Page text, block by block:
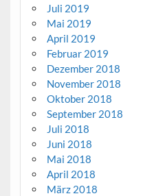
Juli 2019
Mai 2019
April 2019
Februar 2019
Dezember 2018
November 2018
Oktober 2018
September 2018
Juli 2018
Juni 2018
Mai 2018
April 2018
März 2018